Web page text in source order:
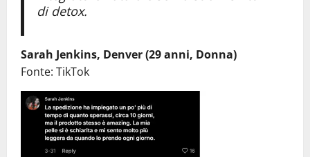
di detox.
Sarah Jenkins, Denver (29 anni, Donna)
Fonte: TikTok